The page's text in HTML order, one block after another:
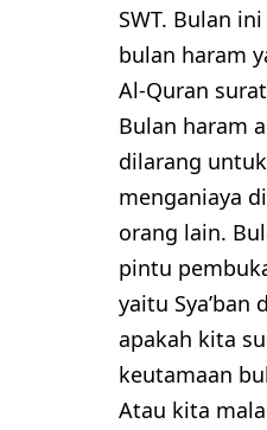
SWT. Bulan
bulan haram
Al-Quran
Bulan haram
dilarang
menganiaya
orang lain.
pintu
yaitu Sya’ban
apakah kita
keutamaan
Atau kita